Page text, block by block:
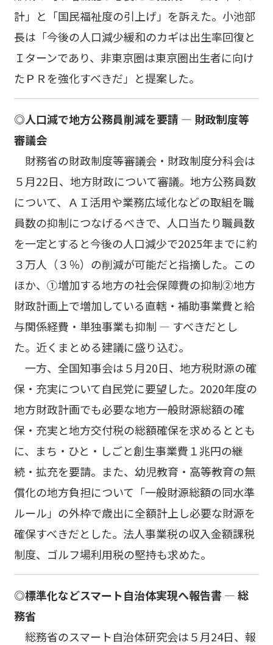
計」と「国民福祉度の引上げ」を訴えた。小池部
長は「今後の人口減少緩和のカギは出生率回復と
Ｉターンであり、非東京圏は東京圏出生者に向け
たＰＲを強化すべきだ」と提案した。
◎人口減で地方公務員削減を要請 ― 財政制度等
審議会
財務省の財政制度等審議会・財政制度分科会は
５月22日、地方財政について審議。地方公務員数
について、ＡＩ活用や業務広域化などの取組を職
員数の抑制につなげるべきで、人口当たり職員数
を一定とすると今後の人口減少で2025年までに約
３万人（３％）の削減が可能だと指摘した。この
ほか、①増加する地方の社会保障費の抑制②地方
財政計画上で増加している直轄・補助事業費と給
与関係経費・単独事業も抑制 ― すべきだとし
た。近くまとめる建議に盛り込む。
一方、全国知事会は５月20日、地方税財源の確
保・充実について自民党に要望した。2020年度の
地方財政計画でも必要な地方一般財源総額の確
保・充実と地方交付税の総額確保を求めるととも
に、まち・ひと・しごと創生事業費１兆円の継
続・拡充を要請。また、幼児教育・高等教育の無
償化の地方負担について「一般財源総額の同水準
ルール」の外枠で歳出に全額計上し必要な財源を
確保すべきだとした。法人事業税の収入金額課税
制度、ゴルフ場利用税の堅持も求めた。
◎標準化などスマート自治体実現へ報告書 ― 総
務省
総務省のスマート自治体研究会は５月24日、報